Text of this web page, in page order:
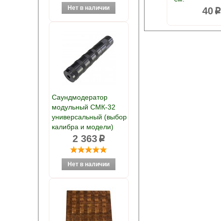
Саундмодератор
модульный СМК-32
универсальный (выбор
калибра и модели)
2 363p
40 p